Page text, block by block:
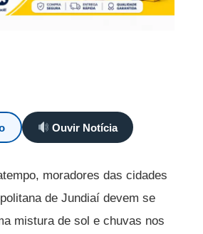
Ouvir Notícia
moradores das cidades
de Jundiaí devem se
mistura de sol e chuvas nos